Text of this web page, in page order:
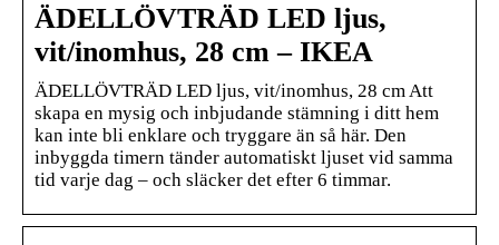
ÄDELLÖVTRÄD LED ljus,
vit/inomhus, 28 cm – IKEA
ÄDELLÖVTRÄD LED ljus, vit/inomhus, 28 cm Att
skapa en mysig och inbjudande stämning i ditt hem
kan inte bli enklare och tryggare än så här. Den
inbyggda timern tänder automatiskt ljuset vid samma
tid varje dag – och släcker det efter 6 timmar.